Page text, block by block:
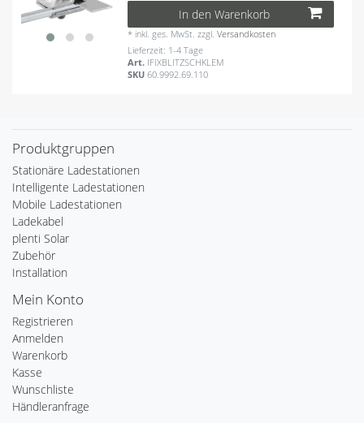
In den Warenkorb
* inkl. ges. MwSt. zzgl.Versandkosten
Lieferzeit: 1-4 Tage
Art. IFIXBLITZSCHKLEM
SKU60.9992.69.110
Produktgruppen
Stationäre Ladestationen
Intelligente Ladestationen
Mobile Ladestationen
Ladekabel
plenti Solar
Zubehör
Installation
Mein Konto
Registrieren
Anmelden
Warenkorb
Kasse
Wunschliste
Händleranfrage